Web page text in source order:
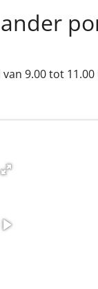
9.00 tot 11.00